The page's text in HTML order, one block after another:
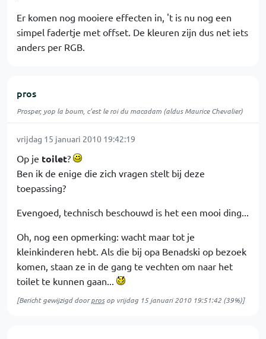
Er komen nog mooiere effecten in, 't is nu nog een
simpel fadertje met offset. De kleuren zijn dus net iets
anders per RGB.
pros
Prosper, yop la boum, c'est le roi du macadam (aldus Maurice Chevalier)
vrijdag 15 januari 2010 19:42:19
Op je toilet?
Ben ik de enige die zich vragen stelt bij deze
toepassing?
Evengoed, technisch beschouwd is het een mooi ding...
Oh, nog een opmerking: wacht maar tot je
kleinkinderen hebt. Als die bij opa Benadski op bezoek
komen, staan ze in de gang te vechten om naar het
toilet te kunnen gaan...
[Bericht gewijzigd doorprosop vrijdag 15 januari 2010 19:51:42 (39%)]